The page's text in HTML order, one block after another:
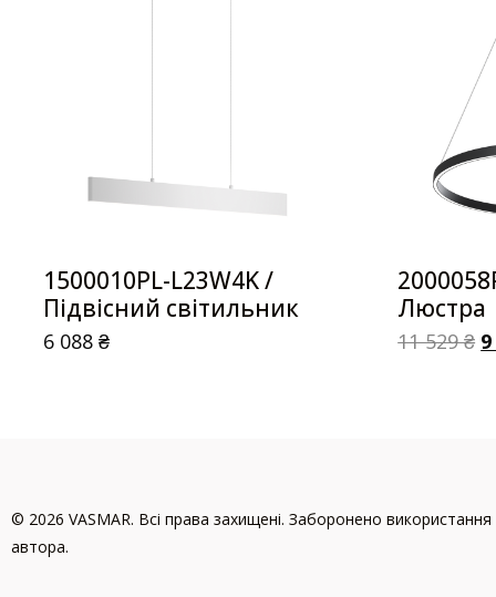
1500010PL-L23W4K /
Підвісний світильник
6 088₴
Люстра
11 529₴
© 2026 VASMAR. Всі права захищені. Заборонено використання
автора.